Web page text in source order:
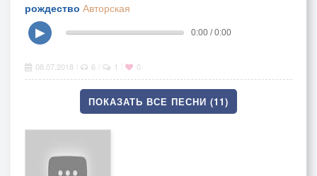
рождество Авторская
▶
0:00 / 0:00
08.07.2018 6 1 0
ПОКАЗАТЬ ВСЕ ПЕСНИ (11)